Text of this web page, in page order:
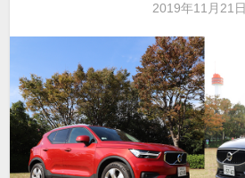
2019年11月21日